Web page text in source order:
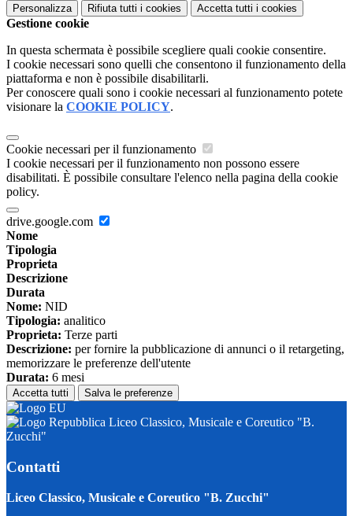
Personalizza Rifiuta tutti i cookies Accetta tutti i cookies
Gestione cookie
In questa schermata è possibile scegliere quali cookie consentire.
I cookie necessari sono quelli che consentono il funzionamento della
piattaforma e non è possibile disabilitarli.
Per conoscere quali sono i cookie necessari al funzionamento potete
visionare la COOKIE POLICY.
Cookie necessari per il funzionamento
I cookie necessari per il funzionamento non possono essere
disabilitati. È possibile consultare l'elenco nella pagina della cookie
policy.
drive.google.com
Nome
Tipologia
Proprieta
Descrizione
Durata
Nome: NID
Tipologia: analitico
Proprieta: Terze parti
Descrizione: per fornire la pubblicazione di annunci o il retargeting,
memorizzare le preferenze dell'utente
Durata: 6 mesi
Accetta tutti Salva le preferenze
Liceo Classico, Musicale e Coreutico "B.
Zucchi"
Contatti
Liceo Classico, Musicale e Coreutico "B. Zucchi"